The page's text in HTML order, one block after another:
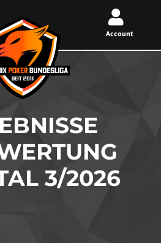
Account
3/2026